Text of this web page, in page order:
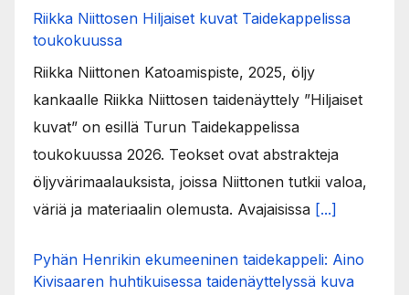
Riikka Niittosen Hiljaiset kuvat Taidekappelissa
toukokuussa
Riikka Niittonen Katoamispiste, 2025, öljy
kankaalle Riikka Niittosen taidenäyttely ”Hiljaiset
kuvat” on esillä Turun Taidekappelissa
toukokuussa 2026. Teokset ovat abstrakteja
öljyvärimaalauksista, joissa Niittonen tutkii valoa,
väriä ja materiaalin olemusta. Avajaisissa [...]
Pyhän Henrikin ekumeeninen taidekappeli: Aino
Kivisaaren huhtikuisessa taidenäyttelyssä kuva